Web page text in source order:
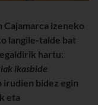
izeneko
langile-talde bat
hartu:
ikasbide
bidez egin
eta